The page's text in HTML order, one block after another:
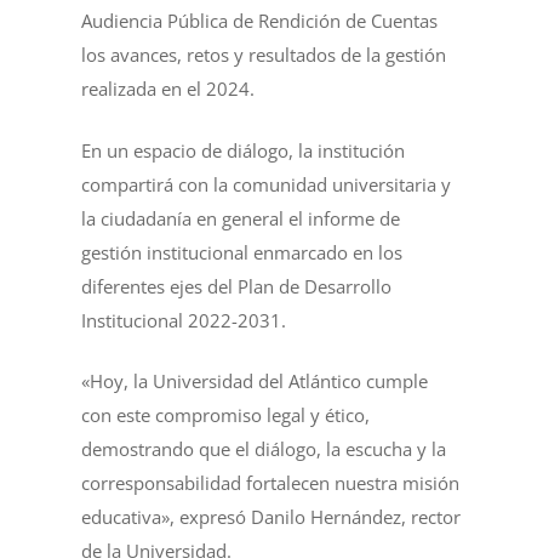
Audiencia Pública de Rendición de Cuentas
los avances, retos y resultados de la gestión
realizada en el 2024.
En un espacio de diálogo, la institución
compartirá con la comunidad universitaria y
la ciudadanía en general el informe de
gestión institucional enmarcado en los
diferentes ejes del Plan de Desarrollo
Institucional 2022-2031.
«Hoy, la Universidad del Atlántico cumple
con este compromiso legal y ético,
demostrando que el diálogo, la escucha y la
corresponsabilidad fortalecen nuestra misión
educativa», expresó Danilo Hernández, rector
de la Universidad.